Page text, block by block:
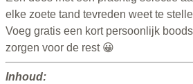
elke zoete tand tevreden weet te
Voeg gratis een kort persoonlijk
zorgen voor de rest 😀
Inhoud: